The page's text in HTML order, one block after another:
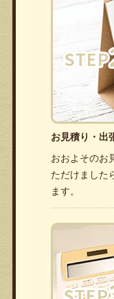
お見積り・出
おおよそのお
ただけました
ます。